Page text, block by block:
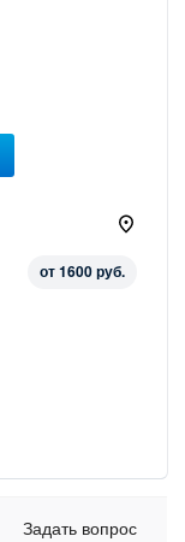
от 1600 руб.
Задать вопрос